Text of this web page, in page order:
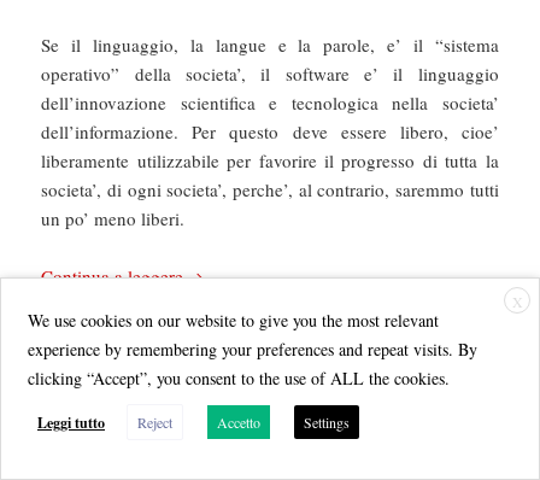
Se il linguaggio, la langue e la parole, e’ il “sistema
operativo” della societa’, il software e’ il linguaggio
dell’innovazione scientifica e tecnologica nella societa’
dell’informazione. Per questo deve essere libero, cioe’
liberamente utilizzabile per favorire il progresso di tutta la
societa’, di ogni societa’, perche’, al contrario, saremmo tutti
un po’ meno liberi.
Continua a leggereRevolution OS
Scritto
1 Settembre 2005 Autore
Arturo Di Corinto Categorie
Dvd,Free
software
Libri Open source
Revolution OS
X
We use cookies on our website to give you the most relevant
experience by remembering your preferences and repeat visits. By
clicking “Accept”, you consent to the use of ALL the cookies.
Leggi tutto Reject Accetto Settings